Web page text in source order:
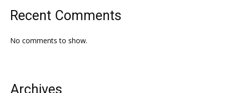
Recent Comments
No comments to show.
Archives